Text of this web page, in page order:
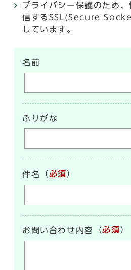
プライバシー保護のため
信するSSL(Secure
しています。
名前
ふりがな
件名 （必須）
お問い合わせ内容 （必須）